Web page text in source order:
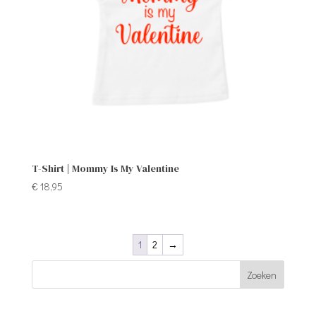
T-Shirt | Mommy Is My Valentine
€ 18,95
1 2 →
Zoeken